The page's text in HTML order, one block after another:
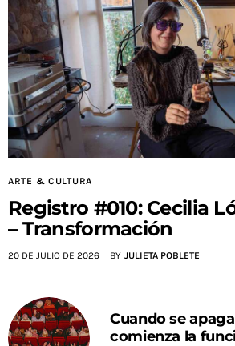
ARTE & CULTURA
Registro #010: Cecilia
– Transformación
20 DE JULIO DE 2026 BY JULIETA POBLETE
Cuando se
comienza la